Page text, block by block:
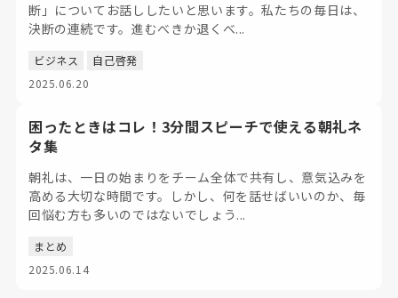
断」についてお話ししたいと思います。私たちの毎日は、
決断の連続です。進むべきか退くべ...
ビジネス
自己啓発
2025.06.20
困ったときはコレ！3分間スピーチで使える朝礼ネ
タ集
朝礼は、一日の始まりをチーム全体で共有し、意気込みを
高める大切な時間です。しかし、何を話せばいいのか、毎
回悩む方も多いのではないでしょう...
まとめ
2025.06.14